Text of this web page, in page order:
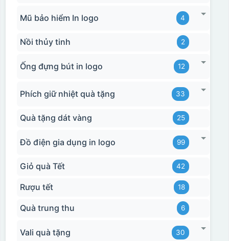
Mũ bảo hiểm In logo 4
Nồi thủy tinh 2
Ống đựng bút in logo 12
Phích giữ nhiệt quà tặng 33
Quà tặng dát vàng 25
Đồ điện gia dụng in logo 99
Giỏ quà Tết 42
Rượu tết 18
Quà trung thu 6
Vali quà tặng 30